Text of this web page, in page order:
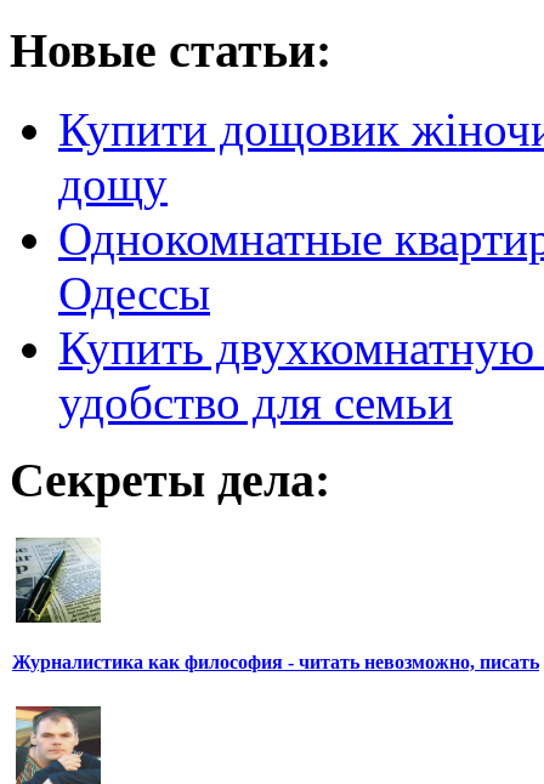
Новые статьи:
Купити дощовик
дощу
Однокомнатные
Одессы
Купить
удобство для семьи
Секреты дела:
Журналистика как философия - читать невозможно, писать